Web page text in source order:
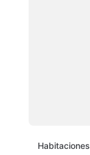
Habitaciones